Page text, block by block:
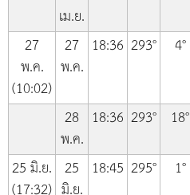
เม.ย.
27
พ.ค.
(10:02)
27
พ.ค.
18:36 293° 4°
28
พ.ค.
18:36 293° 18°
25 มิ.ย. 25 18:45 295° 1°